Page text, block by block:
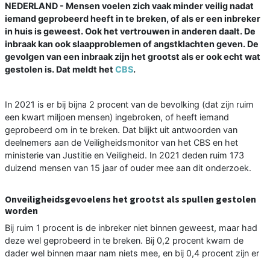
NEDERLAND - Mensen voelen zich vaak minder veilig nadat
iemand geprobeerd heeft in te breken, of als er een inbreker
in huis is geweest. Ook het vertrouwen in anderen daalt. De
inbraak kan ook slaapproblemen of angstklachten geven. De
gevolgen van een inbraak zijn het grootst als er ook echt wat
gestolen is. Dat meldt het CBS.
In 2021 is er bij bijna 2 procent van de bevolking (dat zijn ruim
een kwart miljoen mensen) ingebroken, of heeft iemand
geprobeerd om in te breken. Dat blijkt uit antwoorden van
deelnemers aan de Veiligheidsmonitor van het CBS en het
ministerie van Justitie en Veiligheid. In 2021 deden ruim 173
duizend mensen van 15 jaar of ouder mee aan dit onderzoek.
Onveiligheidsgevoelens het grootst als spullen gestolen
worden
Bij ruim 1 procent is de inbreker niet binnen geweest, maar had
deze wel geprobeerd in te breken. Bij 0,2 procent kwam de
dader wel binnen maar nam niets mee, en bij 0,4 procent zijn er